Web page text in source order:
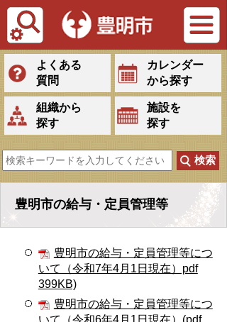
Tiếng Việt
よくある
質問
カレンダー
から探す
組織から
探す
施設を
探す
豊明市の給与・定員管理等
豊明市の給与・定員管理等につ
いて（令和7年4月1日現在）pdf
399KB)
豊明市の給与・定員管理等につ